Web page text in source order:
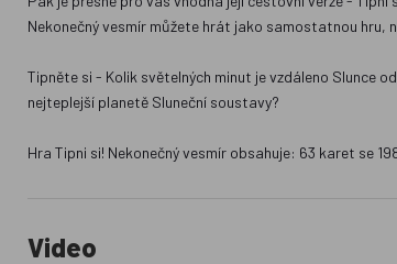
Nekonečný vesmír můžete hrát jako samostatnou hru,
Tipněte si - Kolik světelných minut je vzdáleno Slunce
nejteplejší planetě Sluneční soustavy?
Hra Tipni si! Nekonečný vesmír obsahuje: 63 karet se
Video